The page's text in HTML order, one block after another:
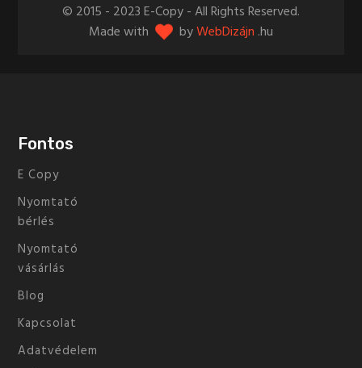
© 2015 - 2023 E-Copy - All Rights Reserved.
Made with
byWebDizájn .hu
Fontos
E Copy
Nyomtató
bérlés
Nyomtató
vásárlás
Blog
Kapcsolat
Adatvédelem